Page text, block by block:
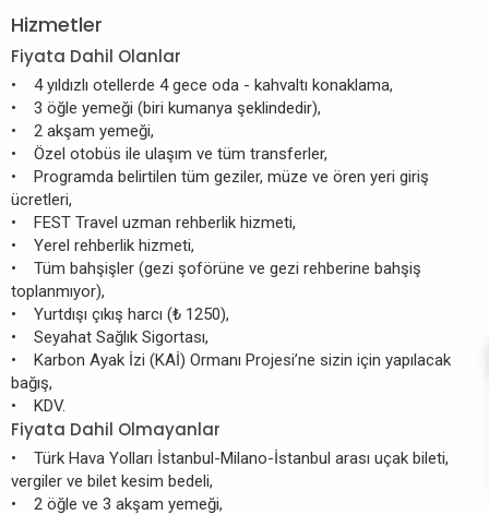
Hizmetler
Fiyata Dahil Olanlar
• 4 yıldızlı otellerde 4 gece oda - kahvaltı konaklama,
• 3 öğle yemeği (biri kumanya şeklindedir),
• 2 akşam yemeği,
• Özel otobüs ile ulaşım ve tüm transferler,
• Programda belirtilen tüm geziler, müze ve ören yeri giriş
ücretleri,
• FEST Travel uzman rehberlik hizmeti,
• Yerel rehberlik hizmeti,
• Tüm bahşişler (gezi şoförüne ve gezi rehberine bahşiş
toplanmıyor),
• Yurtdışı çıkış harcı (₺ 1250),
• Seyahat Sağlık Sigortası,
• Karbon Ayak İzi (KAİ) Ormanı Projesi’ne sizin için yapılacak
bağış,
• KDV.
Fiyata Dahil Olmayanlar
• Türk Hava Yolları İstanbul-Milano-İstanbul arası uçak bileti,
vergiler ve bilet kesim bedeli,
• 2 öğle ve 3 akşam yemeği,